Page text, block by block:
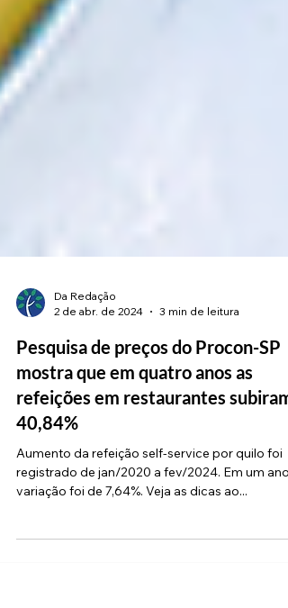
Da Redação
2 de abr. de 2024
3 min de leitura
Pesquisa de preços do Procon-SP
mostra que em quatro anos as
40,84%
Aumento da refeição self-service por quilo foi